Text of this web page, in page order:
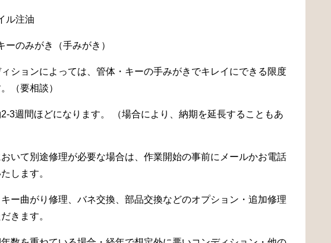
ル注油
ーのみがき（手みがき）
ションによっては、管体・キーの手みがきでキレイにできる限度
（要相談）
3週間ほどになります。 （場合により、納期を延長することもあ
いて別途修理が必要な場合は、作業開始の事前にメールかお電話
します。
ー曲がり修理、バネ交換、部品交換などのオプション・追加修理
きます。